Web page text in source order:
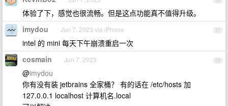
体验了下，感觉也很流畅。但是这点功能真不值得升级。
27
imydou Jun 7, 2023 via iPhone
intel 的 mini 每天下午崩溃重启一次
28
cosmain Jun 7, 2023
@imydou
你有没有装 jetbrains 全家桶？ 有的话在 /etc/hosts 加
127.0.0.1 localhost 计算机名.local